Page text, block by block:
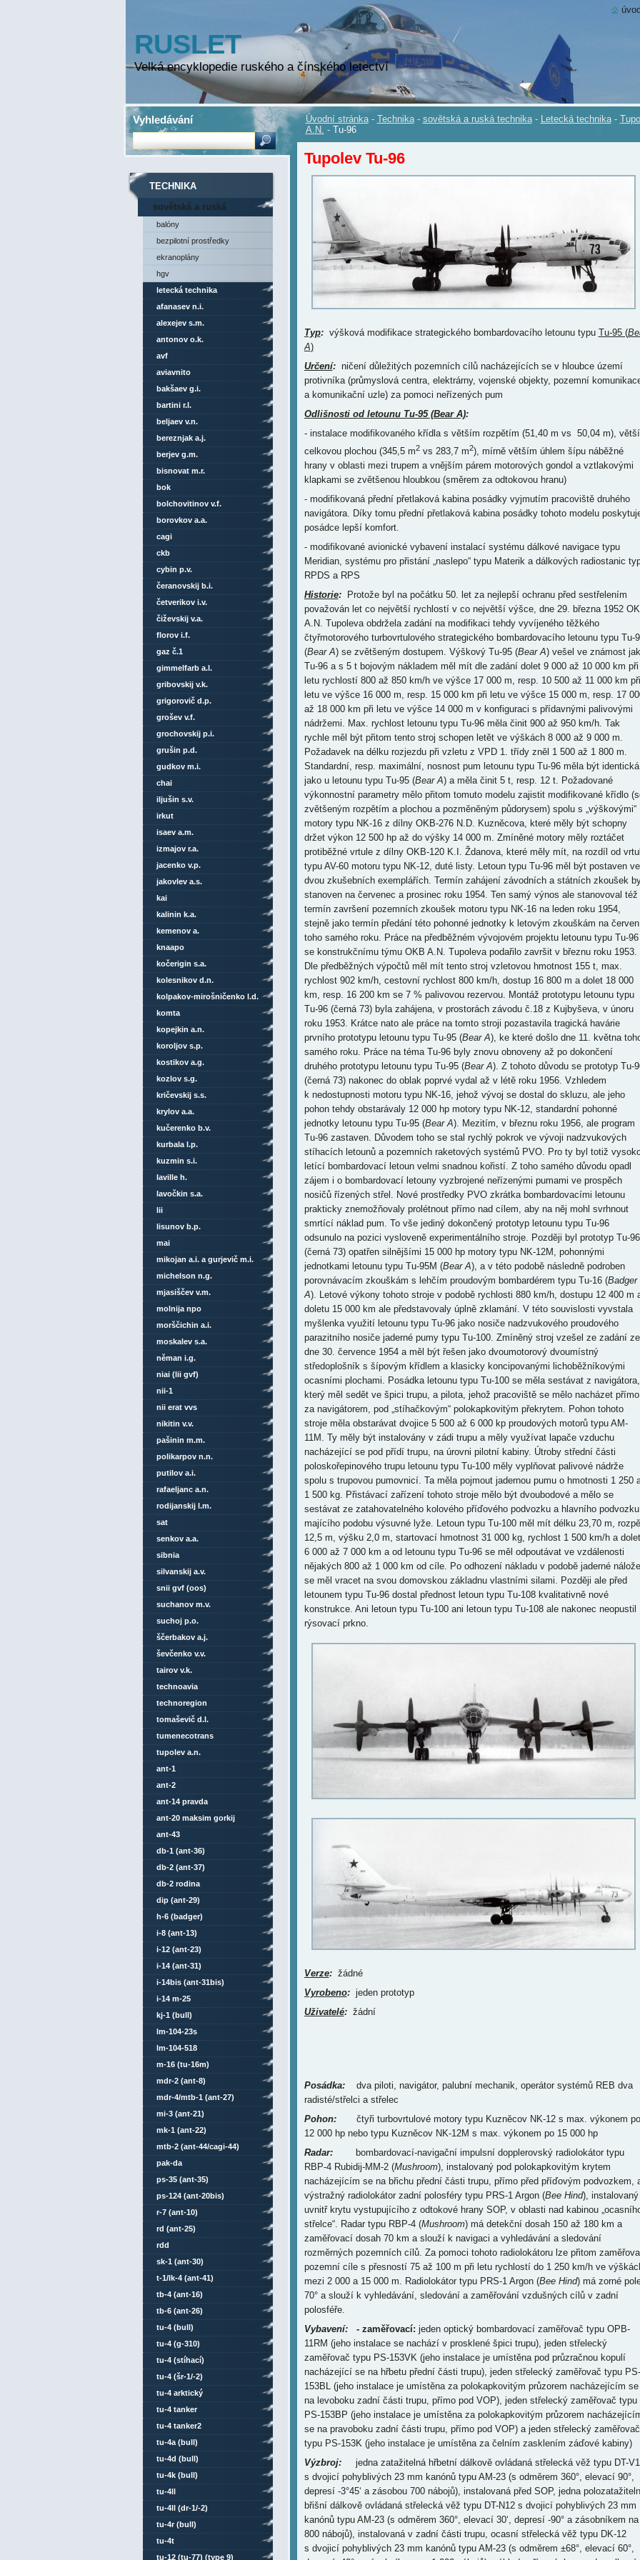
RUSLET
Velká encyklopedie ruského a čínského letectví
Úvodní stránka - Technika - sovětská a ruská technika - Letecká technika -
A.N. - Tu-96
Tupolev Tu-96
Typ:výšková modifikace strategického bombardovacího letounu typu Tu-95 (
A)
Určení:ničení důležitých pozemních cílů nacházejících se v hloubce území
protivníka (průmyslová centra, elektrárny, vojenské objekty, pozemní
a komunikační uzle) za pomoci neřízených pum
Odlišnosti od letounu Tu-95 (Bear A):
- instalace modifikovaného křídla s větším rozpětím (51,40 m vs 50,04 m), větší
celkovou plochou (345,5 m2vs 283,7 m2), mírně větším úhlem šípu náběžné
hrany v oblasti mezi trupem a vnějším párem motorových gondol a vztlakovými
klapkami se zvětšenou hloubkou (směrem za odtokovou hranu)
- modifikovaná přední přetlaková kabina posádky vyjmutím pracoviště druhého
navigátora. Díky tomu přední přetlaková kabina posádky tohoto modelu
posádce lepší komfort.
- modifikované avionické vybavení instalací systému dálkové navigace typu
Meridian, systému pro přistání „naslepo“ typu Materik a dálkových radiostanic
RPDS a RPS
Historie:Protože byl na počátku 50. let za nejlepší ochranu před sestřelením
považován let co největší rychlostí v co největší výšce, dne 29. března 1952
A.N. Tupoleva obdržela zadání na modifikaci tehdy vyvíjeného těžkého
čtyřmotorového turbovrtulového strategického bombardovacího letounu typu Tu-
(Bear A) se zvětšeným dostupem. Výškový Tu-95 (Bear A) vešel ve známost
Tu-96 a s 5 t bojovým nákladem měl mít dle zadání dolet 9 000 až 10 000 km při
letu rychlostí 800 až 850 km/h ve výšce 17 000 m, resp. 10 500 až 11 000 km při
letu ve výšce 16 000 m, resp. 15 000 km při letu ve výšce 15 000 m, resp. 17
až 18 000 km při letu ve výšce 14 000 m v konfiguraci s přídavnými palivovými
nádržemi. Max. rychlost letounu typu Tu-96 měla činit 900 až 950 km/h. Tak
rychle měl být přitom tento stroj schopen letět ve výškách 8 000 až 9 000 m.
Požadavek na délku rozjezdu při vzletu z VPD 1. třídy zněl 1 500 až 1 800 m.
Standardní, resp. maximální, nosnost pum letounu typu Tu-96 měla být identická
jako u letounu typu Tu-95 (Bear A) a měla činit 5 t, resp. 12 t. Požadované
výkonnostní parametry mělo přitom tomuto modelu zajistit modifikované křídlo
zvětšeným rozpětím a plochou a pozměněným půdorysem) spolu s „výškovými“
motory typu NK-16 z dílny OKB-276 N.D. Kuzněcova, které měly být schopny
držet výkon 12 500 hp až do výšky 14 000 m. Zmíněné motory měly roztáčet
protiběžné vrtule z dílny OKB-120 K.I. Ždanova, které měly mít, na rozdíl od
typu AV-60 motoru typu NK-12, duté listy. Letoun typu Tu-96 měl být postaven ve
dvou zkušebních exemplářích. Termín zahájení závodních a státních zkoušek
stanoven na červenec a prosinec roku 1954. Ten samý výnos ale stanovoval též
termín završení pozemních zkoušek motoru typu NK-16 na leden roku 1954,
stejně jako termín předání této pohonné jednotky k letovým zkouškám na červen
toho samého roku. Práce na předběžném vývojovém projektu letounu typu Tu-96
se konstrukčnímu týmu OKB A.N. Tupoleva podařilo završit v březnu roku 1953.
Dle předběžných výpočtů měl mít tento stroj vzletovou hmotnost 155 t, max.
rychlost 902 km/h, cestovní rychlost 800 km/h, dostup 16 800 m a dolet 18 000
km, resp. 16 200 km se 7 % palivovou rezervou. Montáž prototypu letounu typu
Tu-96 (černá 73) byla zahájena, v prostorách závodu č.18 z Kujbyševa, v únoru
roku 1953. Krátce nato ale práce na tomto stroji pozastavila tragická havárie
prvního prototypu letounu typu Tu-95 (Bear A), ke které došlo dne 11. května
samého roku. Práce na téma Tu-96 byly znovu obnoveny až po dokončení
druhého prototypu letounu typu Tu-95 (Bear A). Z tohoto důvodu se prototyp Tu-
(černá 73) nakonec do oblak poprvé vydal až v létě roku 1956. Vzhledem
k nedostupnosti motoru typu NK-16, jehož vývoj se dostal do skluzu, ale jeho
pohon tehdy obstarávaly 12 000 hp motory typu NK-12, standardní pohonné
jednotky letounu typu Tu-95 (Bear A). Mezitím, v březnu roku 1956, ale program
Tu-96 zastaven. Důvodem toho se stal rychlý pokrok ve vývoji nadzvukových
stíhacích letounů a pozemních raketových systémů PVO. Pro ty byl totiž
letící bombardovací letoun velmi snadnou kořistí. Z toho samého důvodu opadl
zájem i o bombardovací letouny vyzbrojené neřízenými pumami ve prospěch
nosičů řízených střel. Nové prostředky PVO zkrátka bombardovacími letounu
prakticky znemožňovaly prolétnout přímo nad cílem, aby na něj mohl svrhnout
smrtící náklad pum. To vše jediný dokončený prototyp letounu typu Tu-96
odsunulo na pozici vysloveně experimentálního stroje. Později byl prototyp Tu-96
(černá 73) opatřen silnějšími 15 000 hp motory typu NK-12M, pohonnými
jednotkami letounu typu Tu-95M (Bear A), a v této podobě následně podroben
porovnávacím zkouškám s lehčím proudovým bombardérem typu Tu-16 (Badger
A). Letové výkony tohoto stroje v podobě rychlosti 880 km/h, dostupu 12 400 m
doletu 15 000 km ale představovaly úplně zklamání. V této souvislosti vyvstala
myšlenka využití letounu typu Tu-96 jako nosiče nadzvukového proudového
parazitního nosiče jaderné pumy typu Tu-100. Zmíněný stroj vzešel ze zadání ze
dne 30. července 1954 a měl být řešen jako dvoumotorový dvoumístný
středoplošník s šípovým křídlem a klasicky koncipovanými lichoběžníkovými
ocasními plochami. Posádka letounu typu Tu-100 se měla sestávat z navigátora,
který měl sedět ve špici trupu, a pilota, jehož pracoviště se mělo nacházet přímo
za navigátorem, pod „stíhačkovým“ polokapkovitým překrytem. Pohon tohoto
stroje měla obstarávat dvojice 5 500 až 6 000 kp proudových motorů typu AM-
11M. Ty měly být instalovány v zádi trupu a měly využívat lapače vzduchu
nacházející se pod přídí trupu, na úrovni pilotní kabiny. Útroby střední části
poloskořepinového trupu letounu typu Tu-100 měly vyplňovat palivové nádrže
spolu s trupovou pumovnicí. Ta měla pojmout jadernou pumu o hmotnosti 1 250
1 500 kg. Přistávací zařízení tohoto stroje mělo být dvoubodové a mělo se
sestávat ze zatahovatelného kolového příďového podvozku a hlavního podvozku
majícího podobu výsuvné lyže. Letoun typu Tu-100 měl mít délku 23,70 m,
12,5 m, výšku 2,0 m, startovací hmotnost 31 000 kg, rychlost 1 500 km/h a dolet
6 000 až 7 000 km a od letounu typu Tu-96 se měl odpoutávat ve vzdálenosti
nějakých 800 až 1 000 km od cíle. Po odhození nákladu v podobě jaderné nálože
se měl vracet na svou domovskou základnu vlastními silami. Později ale před
letounem typu Tu-96 dostal přednost letoun typu Tu-108 kvalitativně nové
konstrukce. Ani letoun typu Tu-100 ani letoun typu Tu-108 ale nakonec neopustil
rýsovací prkno.
Verze:žádné
Vyrobeno:jeden prototyp
Uživatelé:žádní
Posádka:dva piloti, navigátor, palubní mechanik, operátor systémů REB dva
radisté/střelci a střelec
Pohon:čtyři turbovrtulové motory typu Kuzněcov NK-12 s max. výkonem po
12 000 hp nebo typu Kuzněcov NK-12M s max. výkonem po 15 000 hp
Radar:bombardovací-navigační impulsní dopplerovský radiolokátor typu
RBP-4 Rubidij-MM-2 (Mushroom), instalovaný pod polokapkovitým krytem
nacházejícím se na břichu přední části trupu, přímo před příďovým podvozkem,
výstražný radiolokátor zadní polosféry typu PRS-1 Argon (Bee Hind), instalovaný
uvnitř krytu vystupujícího z odtokové hrany SOP, v oblasti nad kabinou
střelce“. Radar typu RBP-4 (Mushroom) má detekční dosah 150 až 180 km a
zaměřovací dosah 70 km a slouží k navigaci a vyhledávání a sledování
rozměrných pozemních cílů. Za pomoci tohoto radiolokátoru lze přitom
pozemní cíle s přesností 75 až 100 m při letu rychlostí do 1 250 km/h ve
mezi 2 000 a 15 000 m. Radiolokátor typu PRS-1 Argon (Bee Hind) má zorné
70° a slouží k vyhledávání, sledování a zaměřování vzdušných cílů v zadní
polosféře.
Vybavení:
- zaměřovací: jeden optický bombardovací zaměřovač typu OPB-
11RM (jeho instalace se nachází v prosklené špici trupu), jeden střelecký
zaměřovač typu PS-153VK (jeho instalace je umístěna pod průzračnou kopulí
nacházející se na hřbetu přední části trupu), jeden střelecký zaměřovač typu PS-
153BL (jeho instalace je umístěna za polokapkovitým průzorem nacházejícím se
na levoboku zadní části trupu, přímo pod VOP), jeden střelecký zaměřovač typu
PS-153BP (jeho instalace je umístěna za polokapkovitým průzorem
se na pravoboku zadní části trupu, přímo pod VOP) a jeden střelecký zaměřovač
typu PS-153K (jeho instalace je umístěna za čelním zasklením záďové kabiny)
Výzbroj:jedna zatažitelná hřbetní dálkově ovládaná střelecká věž typu DT-
s dvojicí pohyblivých 23 mm kanónů typu AM-23 (s odměrem 360°, elevací 90°,
depresí -3°45‘ a zásobou 700 nábojů), instalovaná před SOP, jedna
břišní dálkově ovládaná střelecká věž typu DT-N12 s dvojicí pohyblivých 23 mm
kanónů typu AM-23 (s odměrem 360°, elevací 30‘, depresí -90° a zásobníkem na
800 nábojů), instalovaná v zadní části trupu, ocasní střelecká věž typu DK-12
s dvojicí pohyblivých 23 mm kanónů typu AM-23 (s odměrem ±68°, elevací 60°,
TECHNIKA
sovětská a ruská
technika
balóny
bezpilotní prostředky
ekranoplány
hgv
letecká technika
afanasev n.i.
alexejev s.m.
antonov o.k.
avf
aviavnito
bakšaev g.i.
bartini r.l.
beljaev v.n.
bereznjak a.j.
berjev g.m.
bisnovat m.r.
bok
bolchovitinov v.f.
borovkov a.a.
cagi
ckb
cybin p.v.
čeranovskij b.i.
četverikov i.v.
čiževskij v.a.
florov i.f.
gaz č.1
gimmelfarb a.l.
gribovskij v.k.
grigorovič d.p.
grošev v.f.
grochovskij p.i.
grušin p.d.
gudkov m.i.
chai
iljušin s.v.
irkut
isaev a.m.
izmajov r.a.
jacenko v.p.
jakovlev a.s.
kai
kalinin k.a.
kemenov a.
knaapo
kočerigin s.a.
kolesnikov d.n.
kolpakov-mirošničenko l.d.
komta
kopejkin a.n.
koroljov s.p.
kostikov a.g.
kozlov s.g.
kričevskij s.s.
krylov a.a.
kučerenko b.v.
kurbala l.p.
kuzmin s.i.
laville h.
lavočkin s.a.
lii
lisunov b.p.
mai
mikojan a.i. a gurjevič m.i.
michelson n.g.
mjasiščev v.m.
molnija npo
morščichin a.i.
moskalev s.a.
něman i.g.
niai (lii gvf)
nii-1
nii erat vvs
nikitin v.v.
pašinin m.m.
polikarpov n.n.
putilov a.i.
rafaeljanc a.n.
rodijanskij l.m.
sat
senkov a.a.
sibnia
silvanskij a.v.
snii gvf (oos)
suchanov m.v.
suchoj p.o.
ščerbakov a.j.
ševčenko v.v.
tairov v.k.
technoavia
technoregion
tomaševič d.l.
tumenecotrans
tupolev a.n.
ant-1
ant-2
ant-14 pravda
ant-20 maksim gorkij
ant-43
db-1 (ant-36)
db-2 (ant-37)
db-2 rodina
dip (ant-29)
h-6 (badger)
i-8 (ant-13)
i-12 (ant-23)
i-14 (ant-31)
i-14bis (ant-31bis)
i-14 m-25
kj-1 (bull)
lm-104-23s
lm-104-518
m-16 (tu-16m)
mdr-2 (ant-8)
mdr-4/mtb-1 (ant-27)
mi-3 (ant-21)
mk-1 (ant-22)
mtb-2 (ant-44/cagi-44)
pak-da
ps-35 (ant-35)
ps-124 (ant-20bis)
r-7 (ant-10)
rd (ant-25)
rdd
sk-1 (ant-30)
t-1/lk-4 (ant-41)
tb-4 (ant-16)
tb-6 (ant-26)
tu-4 (bull)
tu-4 (g-310)
tu-4 (stíhací)
tu-4 (šr-1/-2)
tu-4 arktický
tu-4 tanker
tu-4 tanker2
tu-4a (bull)
tu-4d (bull)
tu-4k (bull)
tu-4ll
tu-4ll (dr-1/-2)
tu-4r (bull)
tu-4t
tu-12 (tu-77) (type 9)
Vyhledávání